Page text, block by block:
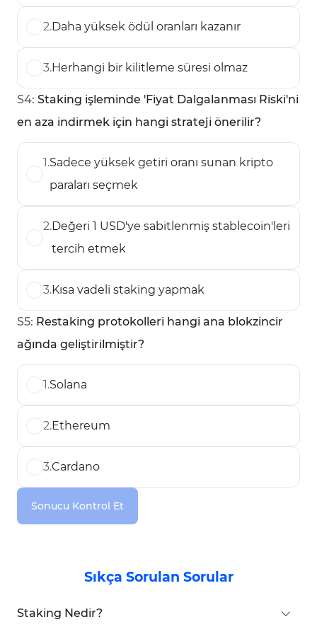
2.Daha yüksek ödül oranları kazanır
3.Herhangi bir kilitleme süresi olmaz
S4: Staking işleminde 'Fiyat Dalgalanması Riski'ni
en aza indirmek için hangi strateji önerilir?
1.Sadece yüksek getiri oranı sunan kripto
paraları seçmek
2.Değeri 1 USD'ye sabitlenmiş stablecoin'leri
tercih etmek
3.Kısa vadeli staking yapmak
S5: Restaking protokolleri hangi ana blokzincir
ağında geliştirilmiştir?
1.Solana
2.Ethereum
3.Cardano
Sonucu Kontrol Et
Sıkça Sorulan Sorular
Staking Nedir?